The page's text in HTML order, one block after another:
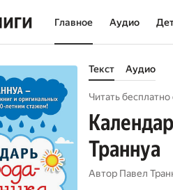
Главное Аудио
Текст Аудио
Читать бесплатно
Траннуа
Автор Павел